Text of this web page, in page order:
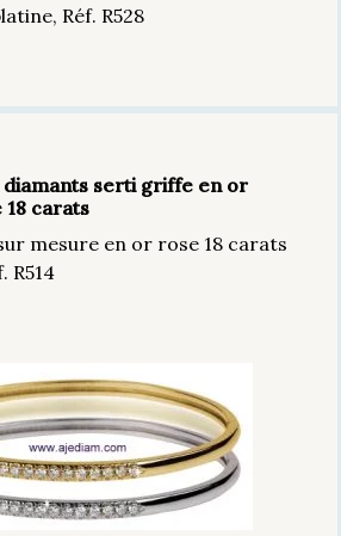
Réf. R528
serti griffe en or
carats
mesure en or rose 18 carats
R514